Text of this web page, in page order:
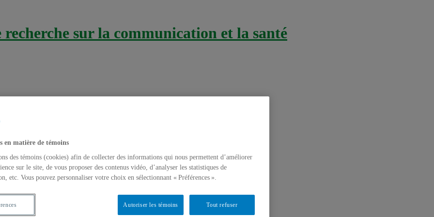
recherche sur la communication et la santé
de l’information sur Internet
en matière de témoins
des témoins (cookies) afin de collecter des informations qui nous permettent d’améliorer
sur le site, de vous proposer des contenus vidéo, d’analyser les statistiques de
etc. Vous pouvez personnaliser votre choix en sélectionnant « Préférences ».
Tout refuser
Autoriser les témoins